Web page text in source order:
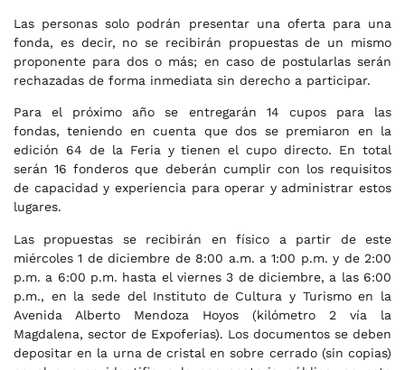
Las personas solo podrán presentar una oferta para una
fonda, es decir, no se recibirán propuestas de un mismo
proponente para dos o más; en caso de postularlas serán
rechazadas de forma inmediata sin derecho a participar.
Para el próximo año se entregarán 14 cupos para las
fondas, teniendo en cuenta que dos se premiaron en la
edición 64 de la Feria y tienen el cupo directo. En total
serán 16 fonderos que deberán cumplir con los requisitos
de capacidad y experiencia para operar y administrar estos
lugares.
Las propuestas se recibirán en físico a partir de este
miércoles 1 de diciembre de 8:00 a.m. a 1:00 p.m. y de 2:00
p.m. a 6:00 p.m. hasta el viernes 3 de diciembre, a las 6:00
p.m., en la sede del Instituto de Cultura y Turismo en la
Avenida Alberto Mendoza Hoyos (kilómetro 2 vía la
Magdalena, sector de Expoferias). Los documentos se deben
depositar en la urna de cristal en sobre cerrado (sin copias)